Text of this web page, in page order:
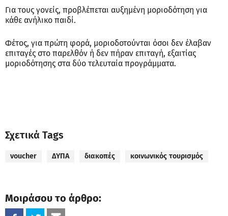
Για τους γονείς, προβλέπεται αυξημένη μοριοδότηση για
κάθε ανήλικο παιδί.
Φέτος, για πρώτη φορά, μοριοδοτούνται όσοι δεν έλαβαν
επιταγές στο παρελθόν ή δεν πήραν επιταγή, εξαιτίας
μοριοδότησης στα δύο τελευταία προγράμματα.
Σχετικά Tags
voucher ΔΥΠΑ διακοπές κοινωνικός τουρισμός
Μοιράσου το άρθρο: